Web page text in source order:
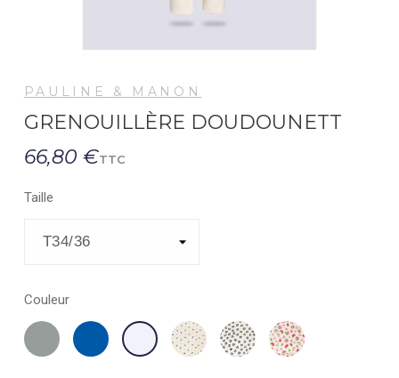
PAULINE & MANON
GRENOUILLÈRE DOUDOUNETT
66,80 €TTC
Taille
Couleur
Gris MarineEcru AbstraitMarguerites
Papillons
roses